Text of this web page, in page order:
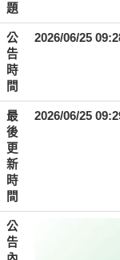
題
公
告
時
間
2026/06/25
最
後
更
新
時
間
2026/06/25
公
告